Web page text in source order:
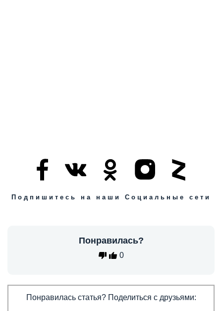
Подпишитесь на наши Социальные сети
Понравилась?
0
Понравилась статья? Поделиться с друзьями: